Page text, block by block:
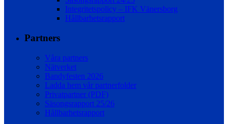
Integritetspolicy – IFK Vänersborg
Hållbarhetsrapport
Partners
Våra partners
Nätverket
Bandyfesten 2026
Ladda hem vår partnerfolder
Privatpartner (PDF)
Säsongsrapport 25/26
Hållbarhetsrapport